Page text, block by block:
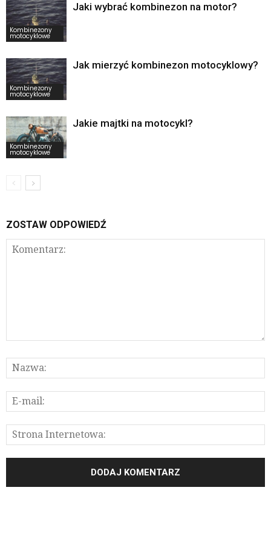
Kombinezony
motocyklowe
Jaki wybrać kombinezon na motor?
Kombinezony
motocyklowe
Jak mierzyć kombinezon motocyklowy?
Kombinezony
motocyklowe
Jakie majtki na motocykl?
ZOSTAW ODPOWIEDŹ